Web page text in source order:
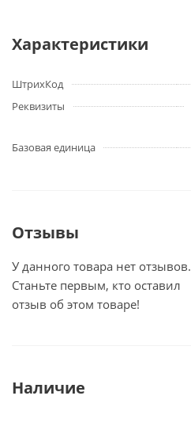
Характеристики
ШтрихКод
Реквизиты
Базовая единица
Отзывы
У данного товара нет отзывов.
Станьте первым, кто оставил
отзыв об этом товаре!
Наличие